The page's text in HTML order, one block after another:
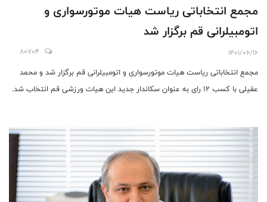
مجمع انتخاباتی ریاست هیات موتورسواری و
اتومبیلرانی قم برگزار شد
1401/06/16
80704
مجمع انتخاباتی ریاست هیات موتورسواری و اتومبیلرانی قم برگزار شد و محمد
عقیلی با کسب ۱۲ رای به عنوان سکاندار جدید این هیات ورزشی قم انتخاب شد.